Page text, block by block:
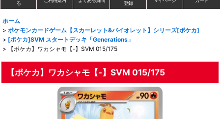
る
登録
ホーム
> ポケモンカードゲーム【スカーレット&バイオレット】シリーズ[ポケカ]
> [ポケカ]SVM スタートデッキ「Generations」
>
【ポケカ】ワカシャモ【-】SVM 015/175
【ポケカ】ワカシャモ【-】SVM 015/175